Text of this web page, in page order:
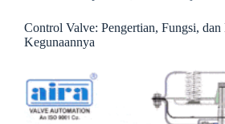
Control Valve: Pengertian, Fungsi,
Kegunaannya